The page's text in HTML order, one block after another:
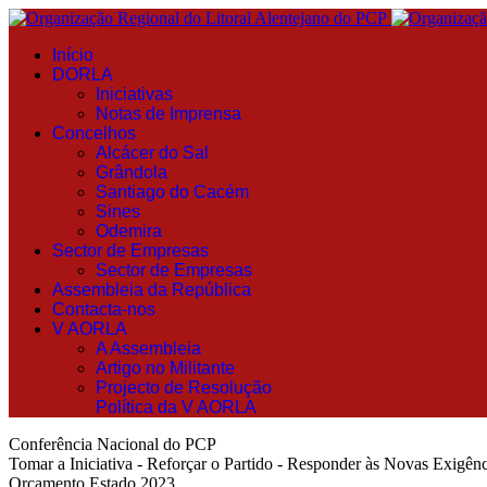
Início
DORLA
Iniciativas
Notas de Imprensa
Concelhos
Alcácer do Sal
Grândola
Santiago do Cacém
Sines
Odemira
Sector de Empresas
Sector de Empresas
Assembleia da República
Contacta-nos
V AORLA
A Assembleia
Artigo no Militante
Projecto de Resolução
Política da V AORLA
Conferência Nacional do PCP
Tomar a Iniciativa - Reforçar o Partido - Responder às Novas
Orçamento Estado 2023